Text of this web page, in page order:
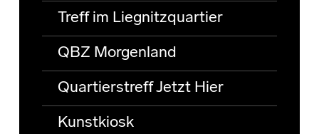
Treff im Liegnitzquartier
QBZ Morgenland
Quartierstreff Jetzt Hier
Kunstkiosk